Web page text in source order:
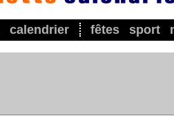
calendrier fêtes sport